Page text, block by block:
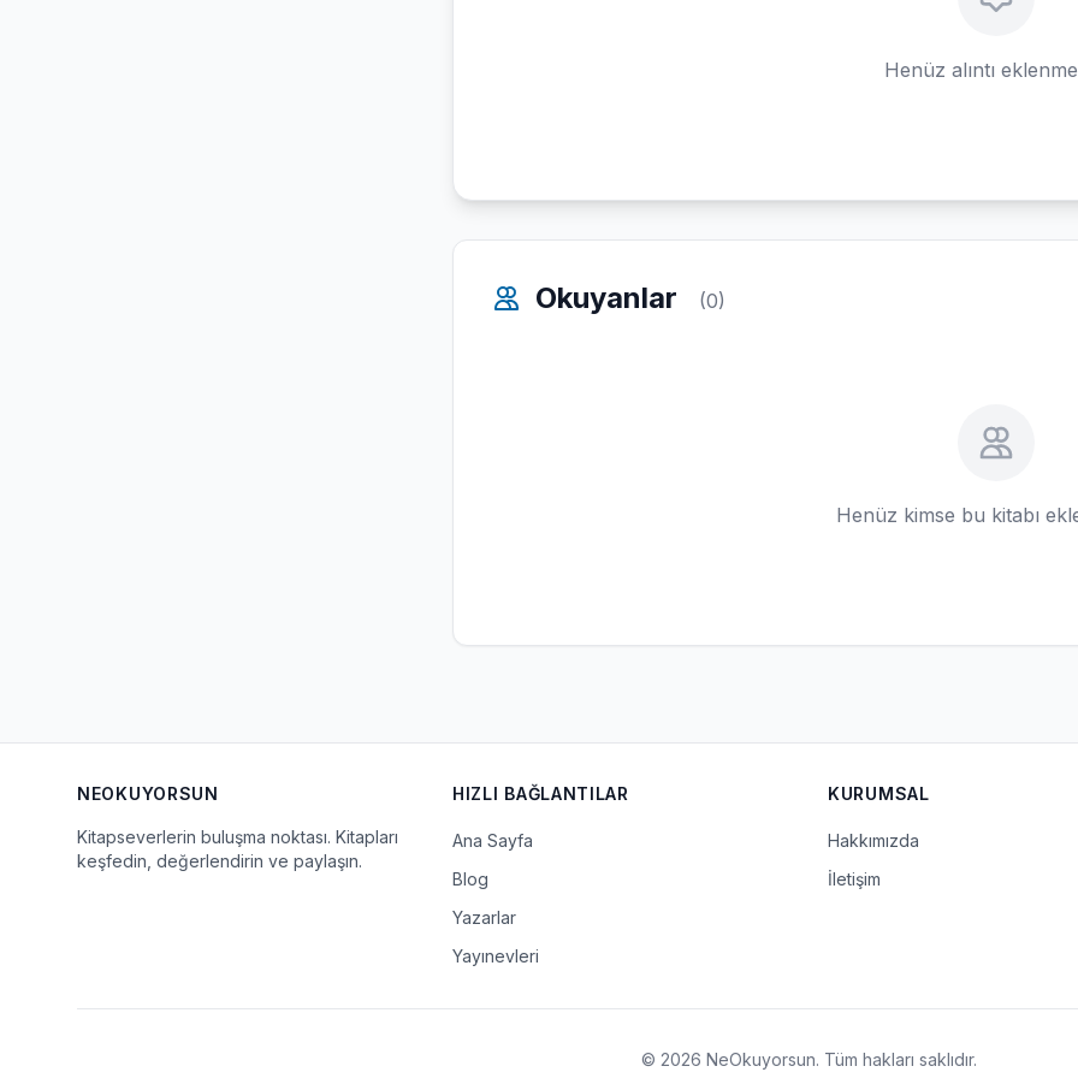
Henüz alıntı
Okuyanlar (0)
Henüz kimse bu kitabı
NEOKUYORSUN
Kitapseverlerin buluşma noktası. Kitapları
keşfedin, değerlendirin ve paylaşın.
HIZLI BAĞLANTILAR
Ana Sayfa
Blog
Yazarlar
Yayınevleri
KURUMSAL
Hakkımızda
İletişim
© 2026 NeOkuyorsun. Tüm hakları saklıdır.